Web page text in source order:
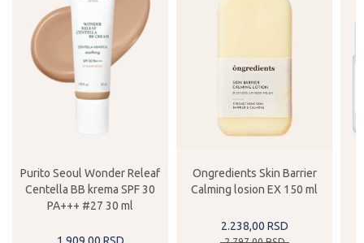
Purito Seoul Wonder Releaf
Centella BB krema SPF 30
PA+++ #27 30 ml
Ongredients Skin Barrier
Calming losion EX 150 ml
2.238,00 RSD